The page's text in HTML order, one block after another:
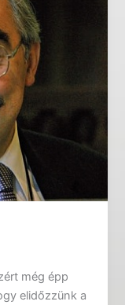
még épp
elidőzzünk a